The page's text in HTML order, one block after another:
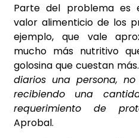
Parte del problema es
valor alimenticio de los
ejemplo, que vale
mucho más nutritivo
golosina que cuestan más.
diarios una persona,
recibiendo una
requerimiento de
Aprobal.